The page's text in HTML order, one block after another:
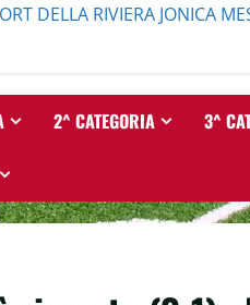
DELLA RIVIERA JONICA
2^ CATEGORIA 3^